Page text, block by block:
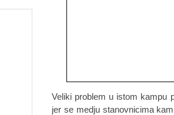
Veliki problem u istom kampu
jer se medju stanovnicima